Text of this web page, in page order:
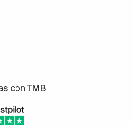
con TMB